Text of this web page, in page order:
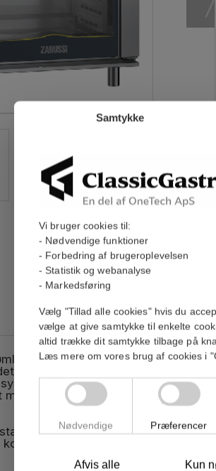
Yderligere
samlinger i
glas. Ovnlys.
damptilsætning.
til 10x1/1GN.
til roll-in
Samtykke
Vi bruger cookies til:
- Nødvendige funktioner
- Forbedring af brugeroplevelsen
- Statistik og webanalyse
- Markedsføring
Vælg "Tillad alle cookies" hvis du
vælge at give samtykke til enkelte
altid trække dit samtykke tilbage på
Læs mere om vores brug af cookies i
Nødvendige Præferencer
Afvis alle Kun